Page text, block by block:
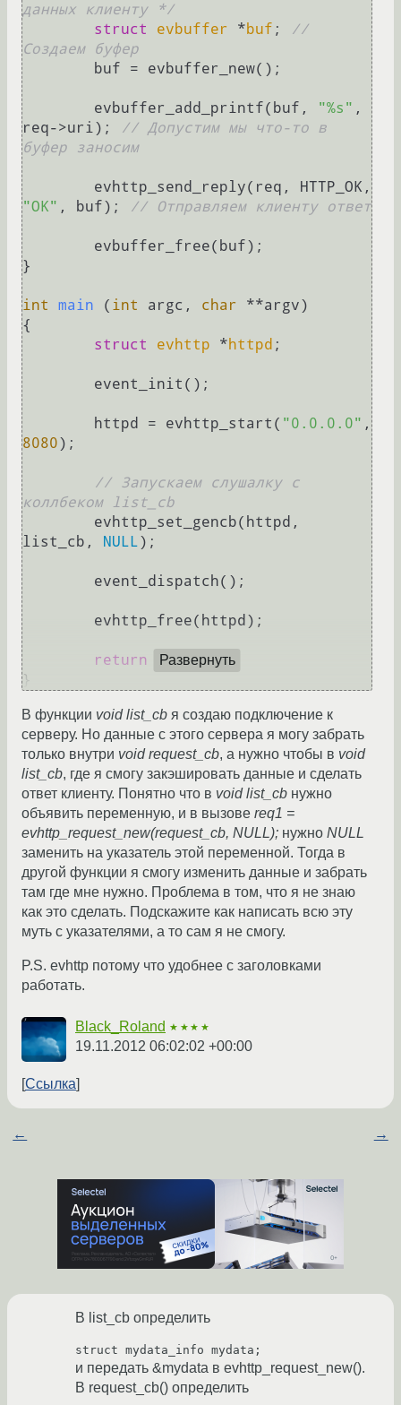
данных клиенту */
struct
evbuffer *buf ;
//
Создаем буфер
	evbuffer_add_printf(buf,
"%s" ,
req->uri);
// Допустим мы что-то в
буфер заносим
	evhttp_send_reply(req, HTTP_OK,
"OK" , buf); // Отправляем клиенту ответ
}
int main ( int argc, char **argv)
{
struct
evhttp *httpd ;
	httpd = evhttp_start(
"0.0.0.0"
,
8080);
// Запускаем слушалку с
коллбеком list_cb
list_cb,
NULL);
return 0;
Развернуть
В функции void list_cb я создаю подключение к
серверу. Но данные с этого сервера я могу забрать
только внутри void request_cb, а нужно чтобы в void
list_cb, где я смогу закэшировать данные и сделать
ответ клиенту. Понятно что в void list_cb нужно
объявить переменную, и в вызове req1 =
evhttp_request_new(request_cb, NULL); нужно NULL
заменить на указатель этой переменной. Тогда в
другой функции я смогу изменить данные и забрать
там где мне нужно. Проблема в том, что я не знаю
как это сделать. Подскажите как написать всю эту
муть с указателями, а то сам я не смогу.
P.S. evhttp потому что удобнее с заголовками
работать.
Black_Roland ★★★★
19.11.2012 06:02:02 +00:00
Ссылка
← →
В list_cb определить
struct mydata_info mydata;
и передать &mydata в evhttp_request_new().
В request_cb() определить